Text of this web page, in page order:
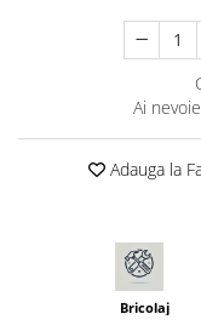
Seminte varza
Seminte Vinete
Verdeturi
Seminte trifoi
Ai
Adauga la
Bricolaj